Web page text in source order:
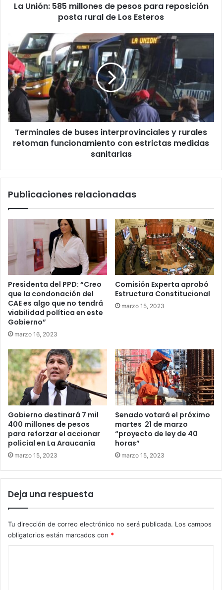
rural
Esteros
La Unión: 585 millones de pesos para reposición
posta rural de Los Esteros
Terminales
de
buses
interprovinciales
y
rurales
retoman
funcionamiento
con
estrictas
medidas
Terminales de buses interprovinciales y rurales
retoman funcionamiento con estrictas medidas
sanitarias
Publicaciones relacionadas
Presidenta del PPD: “Creo
que la condonación del
CAE es algo que no tendrá
viabilidad política en este
Gobierno”
marzo 16, 2023
Comisión Experta aprobó
Estructura Constitucional
marzo 15, 2023
Gobierno destinará 7 mil
400 millones de pesos
para reforzar el accionar
policial en La Araucanía
marzo 15, 2023
Senado votará el próximo
martes 21 de marzo
“proyecto de ley de 40
horas”
marzo 15, 2023
Deja una respuesta
Tu dirección de correo electrónico no será publicada. Los campos
obligatorios están marcados con *